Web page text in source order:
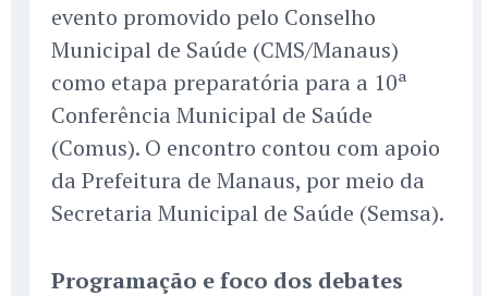
evento promovido pelo Conselho
Municipal de Saúde (CMS/Manaus)
como etapa preparatória para a 10ª
Conferência Municipal de Saúde
(Comus). O encontro contou com apoio
da Prefeitura de Manaus, por meio da
Secretaria Municipal de Saúde (Semsa).
Programação e foco dos debates